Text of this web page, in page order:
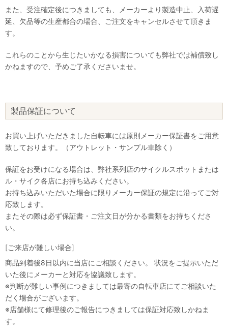
また、受注確定後につきましても、メーカーより製造中止、入荷遅
延、欠品等の生産都合の場合、ご注文をキャンセルさせて頂きま
す。
これらのことから生じたいかなる損害についても弊社では補償致し
かねますので、予めご了承くださいませ。
製品保証について
お買い上げいただきました自転車には原則メーカー保証書をご用意
致しております。（アウトレット・サンプル車除く）
保証をお受けになる場合は、弊社系列店のサイクルスポットまたは
ル・サイク各店にお持ち込みください。
お持ち込みいただいた場合に限りメーカー保証の規定に沿ってご対
応致します。
またその際は必ず保証書・ご注文日が分かる書類をお持ちくださ
い。
[ご来店が難しい場合]
商品到着後8日以内に当店にご相談ください。 状況をご提示いただ
いた後にメーカーと対応を協議致します。
※判断が難しい事例につきましては最寄の自転車店にてご相談いた
だく場合がございます。
※店舗様にて修理後のご報告につきましては保証対応致しかねま
す。